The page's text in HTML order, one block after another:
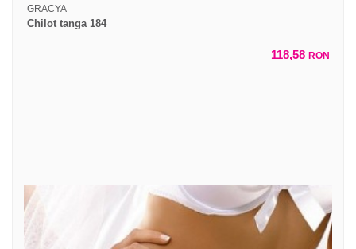
GRACYA
Chilot tanga 184
118,58 RON